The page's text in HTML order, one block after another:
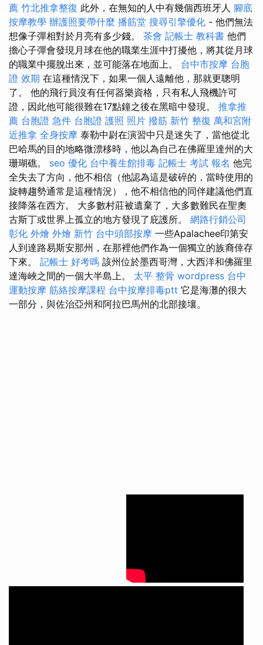
薦 竹北推拿整復 此外，在無知的人中有幾個西班牙人 腳底
按摩教學 辦護照要帶什麼 播筋堂 搜尋引擎優化 - 他們無法
想像子彈相對於月亮有多少錢。 茶會 記帳士 教科書 他們
擔心子彈會發現月球在他的職業生涯中打擾他，將其從月球
的職業中擺脫出來，並可能落在地面上。 台中市按摩 台胞
證 效期 在這種情況下，如果一個人遠離他，那就更聰明
了。 他的飛行員沒有任何器樂資格，只有私人飛機許可
證，因此他可能很難在17點鐘之後在黑暗中發現。 推拿推
薦 台胞證 急件 台胞證 護照 照片 撥筋 新竹 整復 萬和宮附
近推拿 全身按摩 泰勒中尉在演習中只是迷失了，當他從北
巴哈馬的目的地略微漂移時，他以為自己在佛羅里達州的大
珊瑚礁。 seo 優化 台中養生館排毒 記帳士 考試 報名 他完
全失去了方向，他不相信（他認為這是破碎的，當時使用的
旋轉趨勢通常是這種情況），他不相信他的同伴建議他們直
接降落在西方。 大多數村莊被遺棄了，大多數難民在聖奧
古斯丁或世界上孤立的地方發現了庇護所。 網路行銷公司
彰化 外燴 外燴 新竹 台中頭部按摩 一些Apalachee印第安
人到達路易斯安那州，在那裡他們作為一個獨立的族裔倖存
下來。 記帳士 好考嗎 該州位於墨西哥灣，大西洋和佛羅里
達海峽之間的一個大半島上。 太平 整骨 wordpress 台中
運動按摩 筋絡按摩課程 台中按摩排毒ptt 它是海灘的很大
一部分，與佐治亞州和阿拉巴馬州的北部接壤。